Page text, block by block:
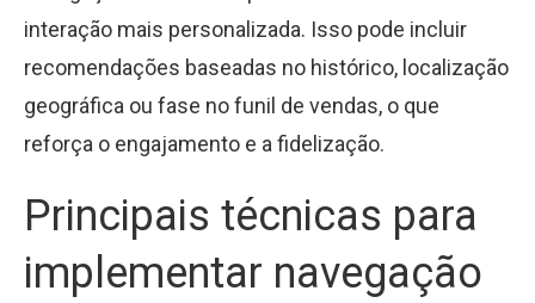
interação mais personalizada. Isso pode incluir
recomendações baseadas no histórico, localização
geográfica ou fase no funil de vendas, o que
reforça o engajamento e a fidelização.
Principais técnicas para
implementar navegação